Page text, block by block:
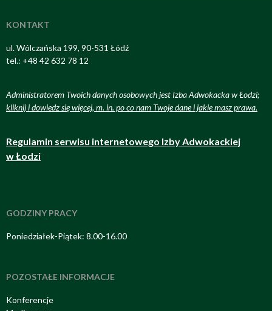
KONTAKT
ul. Wólczańska 199, 90-531 Łódź
tel.: +48 42 632 78 12
Administratorem Twoich danych osobowych jest Izba Adwokacka w Łodzi;
kliknij i dowiedz się więcej, m. in. po co nam Twoje dane i jakie masz prawa.
Regulamin serwisu internetowego Izby Adwokackiej
w Łodzi
GODZINY PRACY
Poniedziałek-Piątek: 8.00-16.00
POZOSTAŁE INFORMACJE
Konferencje